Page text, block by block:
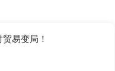
易变局！